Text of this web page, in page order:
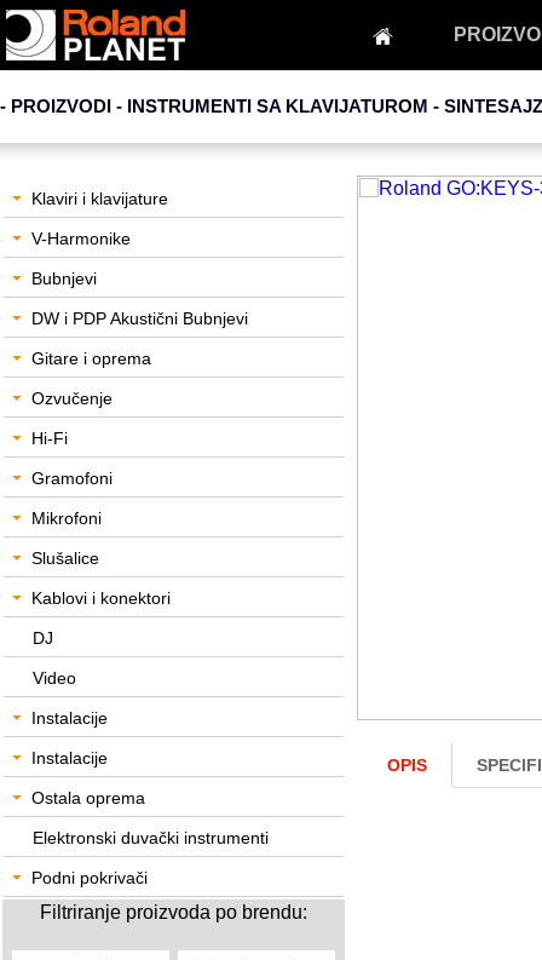
- PROIZVODI - INSTRUMENTI SA KLAVIJATUROM -
Klaviri i klavijature
V-Harmonike
Bubnjevi
DW i PDP Akustični Bubnjevi
Gitare i oprema
Ozvučenje
Hi-Fi
Gramofoni
Mikrofoni
Slušalice
Kablovi i konektori
DJ
Video
Instalacije
Instalacije
Ostala oprema
Elektronski duvački instrumenti
Podni pokrivači
Filtriranje proizvoda po brendu:
OPIS